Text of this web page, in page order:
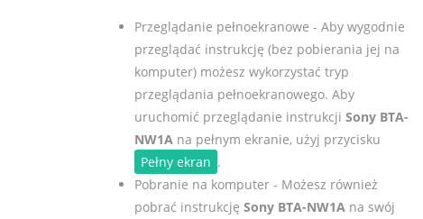
Przeglądanie pełnoekranowe - Aby wygodnie
przeglądać instrukcję (bez pobierania jej na
komputer) możesz wykorzystać tryp
przeglądania pełnoekranowego. Aby
uruchomić przeglądanie instrukcji Sony BTA-
NW1Ana pełnym ekranie, użyj przycisku
Pełny ekran .
Pobranie na komputer - Możesz również
pobrać instrukcję Sony BTA-NW1Ana swój